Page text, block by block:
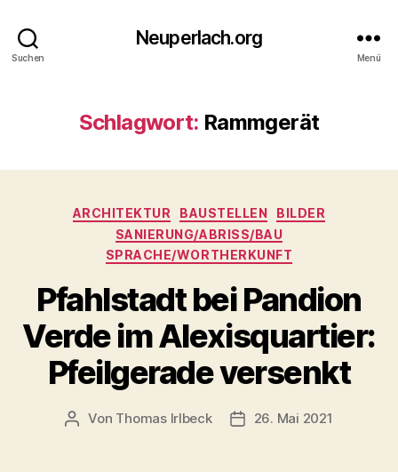
Suchen
Neuperlach.org
Menü
Schlagwort: Rammgerät
Kategorien
ARCHITEKTUR BAUSTELLEN
BILDER
SANIERUNG/ABRISS/BAU
SPRACHE/WORTHERKUNFT
Pfahlstadt bei Pandion
Verde im Alexisquartier:
Pfeilgerade versenkt
Beitragsautor
Von Thomas Irlbeck Veröffentlichungsdatum
26. Mai 2021